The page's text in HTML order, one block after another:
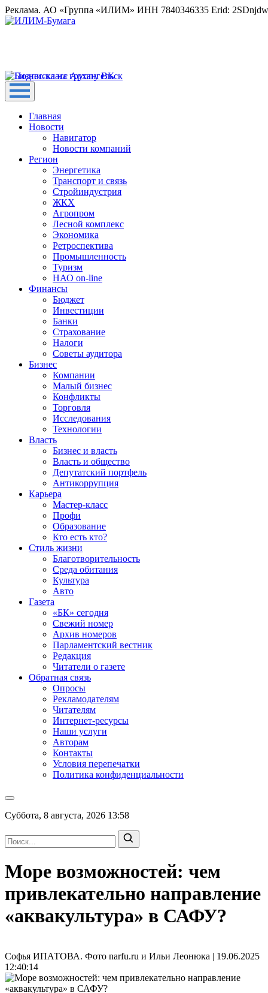
Реклама. АО «Группа «ИЛИМ» ИНН 7840346335 Erid:
Главная
Новости
Навигатор
Новости компаний
Регион
Энергетика
Транспорт и связь
Стройиндустрия
ЖКХ
Агропром
Лесной комплекс
Экономика
Ретроспектива
Промышленность
Туризм
НАО on-line
Финансы
Бюджет
Инвестиции
Банки
Страхование
Налоги
Советы аудитора
Бизнес
Компании
Малый бизнес
Конфликты
Торговля
Исследования
Технологии
Власть
Бизнес и власть
Власть и общество
Депутатский портфель
Антикоррупция
Карьера
Мастер-класс
Профи
Образование
Кто есть кто?
Стиль жизни
Благотворительность
Среда обитания
Культура
Авто
Газета
«БК» сегодня
Свежий номер
Архив номеров
Парламентский вестник
Редакция
Читатели о газете
Обратная связь
Опросы
Рекламодателям
Читателям
Интернет-ресурсы
Наши услуги
Авторам
Контакты
Условия перепечатки
Политика конфиденциальности
Суббота, 8 августа, 2026 13:58
Море возможностей: чем
привлекательно направление
«аквакультура» в САФУ?
Софья ИПАТОВА. Фото narfu.ru и Ильи Леонюка | 19.06.2025
12:40:14